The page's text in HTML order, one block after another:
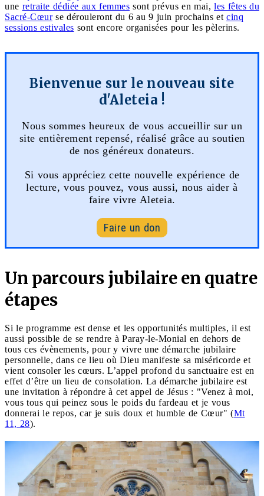
une retraite dédiée aux femmes sont prévus en mai, les fêtes du
Sacré-Cœurse dérouleront du 6 au 9 juin prochains et cinq
sessions estivales sont encore organisées pour les pèlerins.
Bienvenue sur le nouveau site
d'Aleteia !
Nous sommes heureux de vous accueillir sur un
site entièrement repensé, réalisé grâce au soutien
de nos généreux donateurs.
Si vous appréciez cette nouvelle expérience de
lecture, vous pouvez, vous aussi, nous aider à
faire vivre Aleteia.
Faire un don
Un parcours jubilaire en quatre
étapes
Si le programme est dense et les opportunités multiples, il est
aussi possible de se rendre à Paray-le-Monial en dehors de
tous ces évènements, pour y vivre une démarche jubilaire
personnelle, dans ce lieu où Dieu manifeste sa miséricorde et
vient consoler les cœurs. L’appel profond du sanctuaire est en
effet d’être un lieu de consolation. La démarche jubilaire est
une invitation à répondre à cet appel de Jésus : "Venez à moi,
vous tous qui peinez sous le poids du fardeau et je vous
donnerai le repos, car je suis doux et humble de Cœur" (Mt
11, 28).